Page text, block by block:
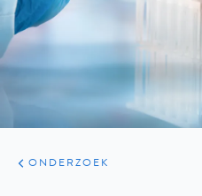
ARTIKELEN
ONDERZOEK
ONDERZOEK